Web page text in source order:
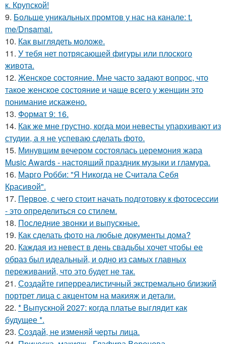
к. Крупской!
9. Больше уникальных промтов у нас на канале: t.
me/Dnsamai.
10. Как выглядеть моложе.
11. У тебя нет потрясающей фигуры или плоского
живота.
12. Женское состояние. Мне часто задают вопрос, что
такое женское состояние и чаще всего у женщин это
понимание искажено.
13. Формат 9: 16.
14. Как же мне грустно, когда мои невесты упархивают из
студии, а я не успеваю сделать фото.
15. Минувшим вечером состоялась церемония жара
Music Awards - настоящий праздник музыки и гламура.
16. Марго Робби: "Я Никогда не Считала Себя
Красивой".
17. Первое, с чего стоит начать подготовку к фотосессии
- это определиться со стилем.
18. Последние звонки и выпускные.
19. Как сделать фото на любые документы дома?
20. Каждая из невест в день свадьбы хочет чтобы ее
образ был идеальный, и одно из самых главных
переживаний, что это будет не так.
21. Создайте гиперреалистичный экстремально близкий
портрет лица с акцентом на макияж и детали.
22. * Выпускной 2027: когда платье выглядит как
будущее *.
23. Создай, не изменяй черты лица.